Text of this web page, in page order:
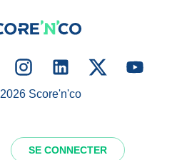
SE CONNECTER
2026Score'n'co